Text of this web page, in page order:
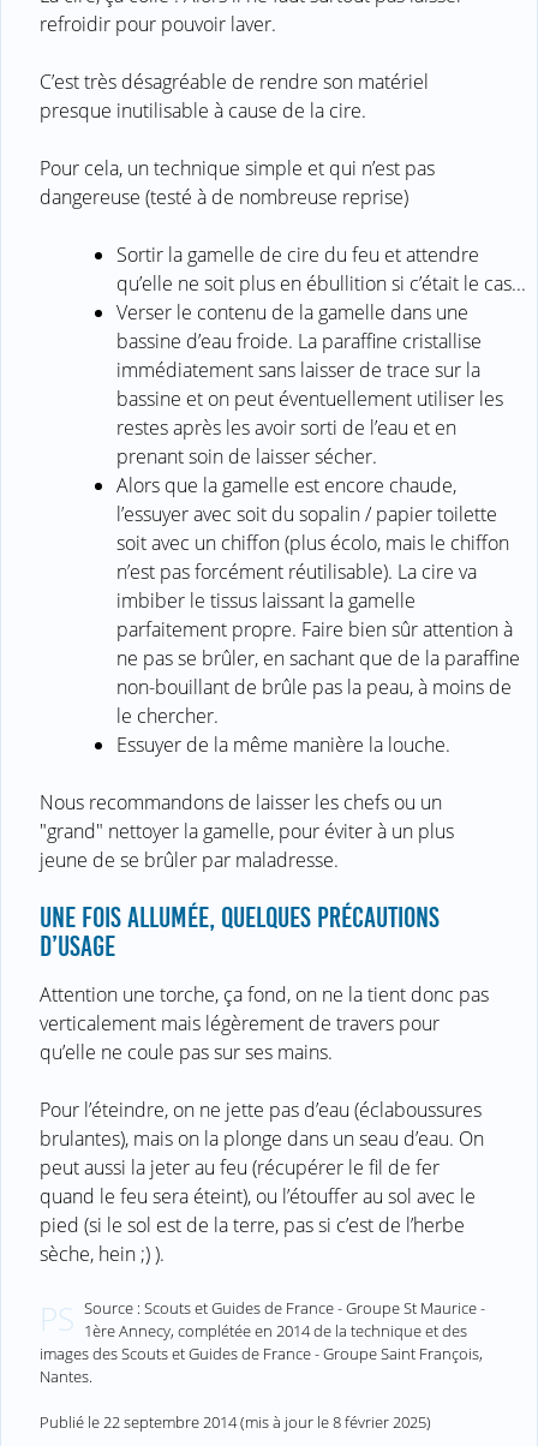
refroidir pour pouvoir laver.
C’est très désagréable de rendre son matériel
presque inutilisable à cause de la cire.
Pour cela, un technique simple et qui n’est pas
dangereuse (testé à de nombreuse reprise)
Sortir la gamelle de cire du feu et attendre
qu’elle ne soit plus en ébullition si c’était le cas...
Verser le contenu de la gamelle dans une
bassine d’eau froide. La paraffine cristallise
immédiatement sans laisser de trace sur la
bassine et on peut éventuellement utiliser les
restes après les avoir sorti de l’eau et en
prenant soin de laisser sécher.
Alors que la gamelle est encore chaude,
l’essuyer avec soit du sopalin / papier toilette
soit avec un chiffon (plus écolo, mais le chiffon
n’est pas forcément réutilisable). La cire va
imbiber le tissus laissant la gamelle
parfaitement propre. Faire bien sûr attention à
ne pas se brûler, en sachant que de la paraffine
non-bouillant de brûle pas la peau, à moins de
le chercher.
Essuyer de la même manière la louche.
Nous recommandons de laisser les chefs ou un
"grand" nettoyer la gamelle, pour éviter à un plus
jeune de se brûler par maladresse.
UNE FOIS ALLUMÉE, QUELQUES PRÉCAUTIONS
D’USAGE
Attention une torche, ça fond, on ne la tient donc pas
verticalement mais légèrement de travers pour
qu’elle ne coule pas sur ses mains.
Pour l’éteindre, on ne jette pas d’eau (éclaboussures
brulantes), mais on la plonge dans un seau d’eau. On
peut aussi la jeter au feu (récupérer le fil de fer
quand le feu sera éteint), ou l’étouffer au sol avec le
pied (si le sol est de la terre, pas si c’est de l’herbe
sèche, hein ;) ).
PS Source : Scouts et Guides de France - Groupe St Maurice -
1ère Annecy, complétée en 2014 de la technique et des
images des Scouts et Guides de France - Groupe Saint François,
Nantes.
Publié le22 septembre 2014(mis à jour le8 février 2025)